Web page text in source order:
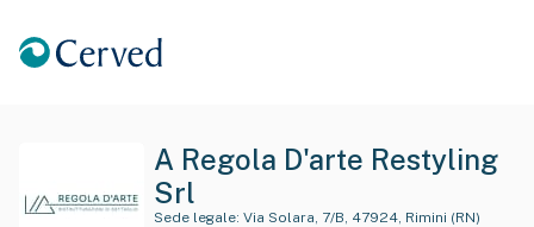
A Regola D'arte Restyling
Srl
Sede legale: Via Solara, 7/B, 47924, Rimini (RN)